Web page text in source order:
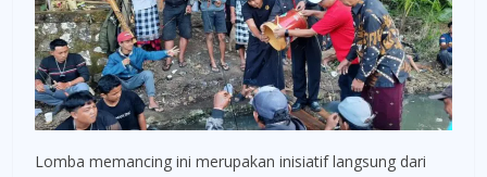
Lomba memancing ini merupakan inisiatif langsung dari